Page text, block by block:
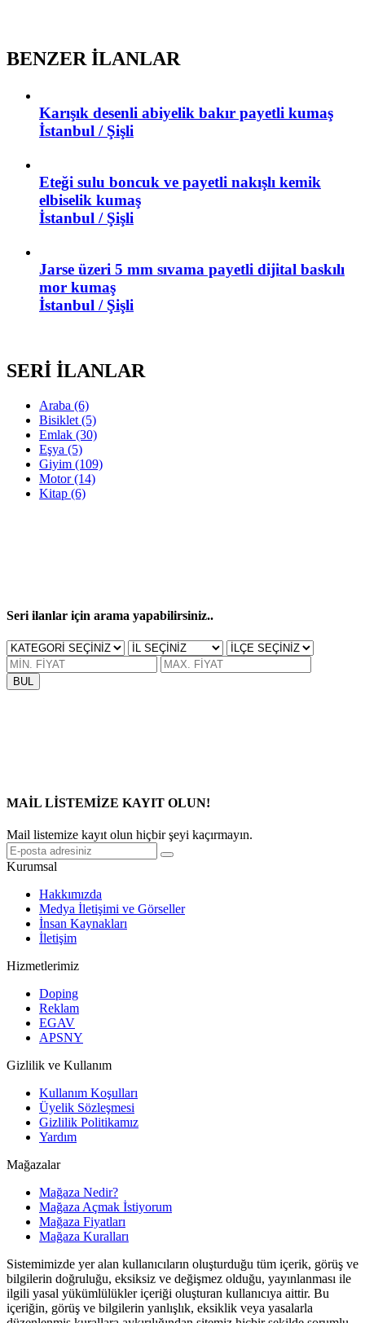
BENZER İLANLAR
Karışık desenli abiyelik bakır payetli kumaş
İstanbul / Şişli
Eteği sulu boncuk ve payetli nakışlı kemik
elbiselik kumaş
İstanbul / Şişli
Jarse üzeri 5 mm sıvama payetli dijital baskılı
mor kumaş
İstanbul / Şişli
SERİ İLANLAR
Araba (6)
Bisiklet (5)
Emlak (30)
Eşya (5)
Giyim (109)
Motor(14)
Kitap (6)
Seri ilanlar için arama yapabilirsiniz..
BUL
MAİL LİSTEMİZE KAYIT OLUN!
Mail listemize kayıt olun hiçbir şeyi kaçırmayın.
Kurumsal
Hakkımızda
Medya İletişimi ve Görseller
İnsan Kaynakları
İletişim
Hizmetlerimiz
Doping
Reklam
EGAV
APSNY
Gizlilik ve Kullanım
Kullanım Koşulları
Üyelik Sözleşmesi
Gizlilik Politikamız
Yardım
Mağazalar
Mağaza Nedir?
Mağaza Açmak İstiyorum
Mağaza Fiyatları
Mağaza Kuralları
Sistemimizde yer alan kullanıcıların oluşturduğu tüm içerik, görüş ve
bilgilerin doğruluğu, eksiksiz ve değişmez olduğu, yayınlanması ile
ilgili yasal yükümlülükler içeriği oluşturan kullanıcıya aittir. Bu
içeriğin, görüş ve bilgilerin yanlışlık, eksiklik veya yasalarla